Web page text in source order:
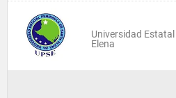
Universidad
Elena